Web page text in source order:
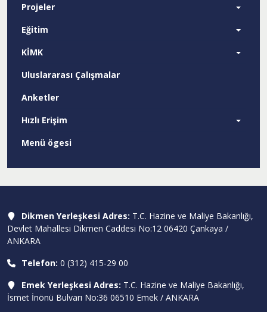
Projeler
Eğitim
KİMK
Uluslararası Çalışmalar
Anketler
Hızlı Erişim
Menü ögesi
Dikmen Yerleşkesi Adres: T.C. Hazine ve Maliye Bakanlığı,
Devlet Mahallesi Dikmen Caddesi No:12 06420 Çankaya /
ANKARA
Telefon: 0 (312) 415-29 00
Emek Yerleşkesi Adres: T.C. Hazine ve Maliye Bakanlığı,
İsmet İnönü Bulvarı No:36 06510 Emek / ANKARA